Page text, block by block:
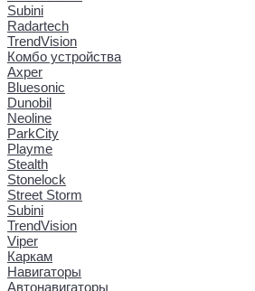
Subini
Radartech
TrendVision
Комбо устройства
Axper
Bluesonic
Dunobil
Neoline
ParkCity
Playme
Stealth
Stonelock
Street Storm
Subini
TrendVision
Viper
Каркам
Навигаторы
Автонавигаторы